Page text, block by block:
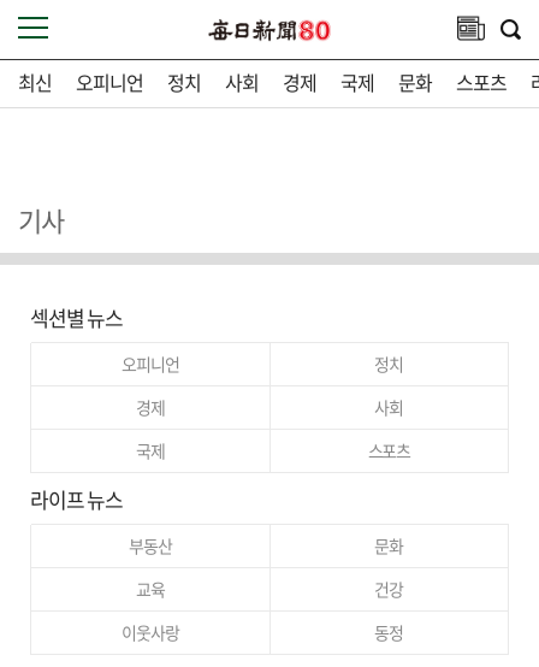
최신 오피니언 정치 사회 경제 국제 문화 스포츠
기사
섹션별 뉴스
오피니언
정치
경제
사회
국제
스포츠
라이프 뉴스
부동산
문화
교육
건강
이웃사랑
동정